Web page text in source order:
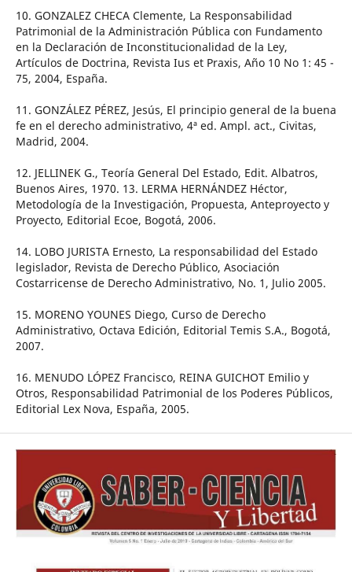
10. GONZALEZ CHECA Clemente, La Responsabilidad
Patrimonial de la Administración Pública con Fundamento
en la Declaración de Inconstitucionalidad de la Ley,
Artículos de Doctrina, Revista Ius et Praxis, Año 10 No 1: 45 -
75, 2004, España.
11. GONZÁLEZ PÉREZ, Jesús, El principio general de la buena
fe en el derecho administrativo, 4ª ed. Ampl. act., Civitas,
Madrid, 2004.
12. JELLINEK G., Teoría General Del Estado, Edit. Albatros,
Buenos Aires, 1970. 13. LERMA HERNÁNDEZ Héctor,
Metodología de la Investigación, Propuesta, Anteproyecto y
Proyecto, Editorial Ecoe, Bogotá, 2006.
14. LOBO JURISTA Ernesto, La responsabilidad del Estado
legislador, Revista de Derecho Público, Asociación
Costarricense de Derecho Administrativo, No. 1, Julio 2005.
15. MORENO YOUNES Diego, Curso de Derecho
Administrativo, Octava Edición, Editorial Temis S.A., Bogotá,
2007.
16. MENUDO LÓPEZ Francisco, REINA GUICHOT Emilio y
Otros, Responsabilidad Patrimonial de los Poderes Públicos,
Editorial Lex Nova, España, 2005.